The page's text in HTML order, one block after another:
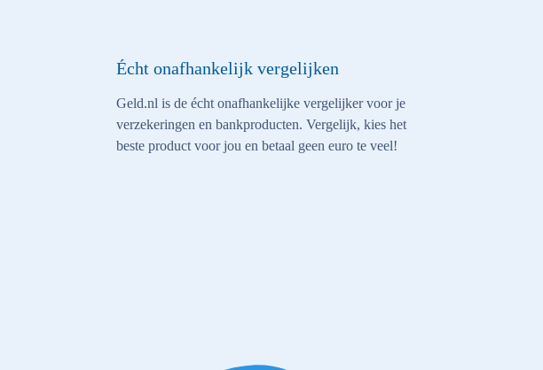
Écht onafhankelijk vergelijken
Geld.nl is de écht onafhankelijke vergelijker voor je
verzekeringen en bankproducten. Vergelijk, kies het
beste product voor jou en betaal geen euro te veel!